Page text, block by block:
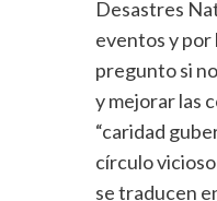
Desastres
eventos y por
pregunto si
y mejorar las
“caridad
círculo
se traducen